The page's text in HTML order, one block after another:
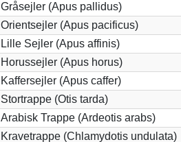
Gråsejler (Apus pallidus)
Orientsejler (Apus pacificus)
Lille Sejler (Apus affinis)
Horussejler (Apus horus)
Kaffersejler (Apus caffer)
Stortrappe (Otis tarda)
Arabisk Trappe (Ardeotis arabs)
Kravetrappe (Chlamydotis undulata)